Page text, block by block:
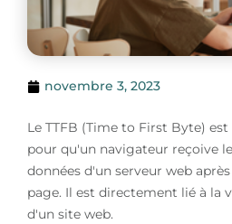
novembre 3, 2023
Le TTFB (Time to First Byte)
pour qu'un navigateur reçoive
données d'un serveur web
page. Il est directement lié à la
d'un site web.